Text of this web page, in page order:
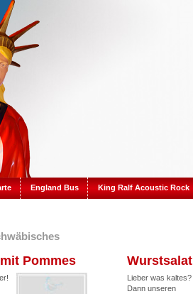
England Bus King Ralf Acoustic Rock
Pommes Wurstsalat
Lieber was kaltes?
Dann unseren